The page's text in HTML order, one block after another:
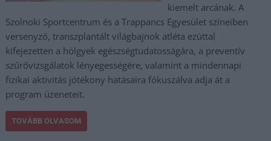
kiemelt arcának. A
Szolnoki Sportcentrum és a Trappancs Egyesület színeiben
versenyző, transzplantált világbajnok atléta ezúttal
kifejezetten a hölgyek egészségtudatosságára, a preventív
szűrővizsgálatok lényegességére, valamint a mindennapi
fizikai aktivitás jótékony hatásaira fókuszálva adja át a
program üzeneteit.
TOVÁBB OLVASOM